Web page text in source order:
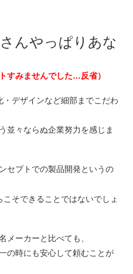
んやっぱりあな
すみませんでした…反省）
デザインなど細部までこだわ
並々ならぬ企業努力を感じま
セプトでの製品開発というの
こそできることではないでしょ
メーカーと比べても、
の時にも安心して頼むことが